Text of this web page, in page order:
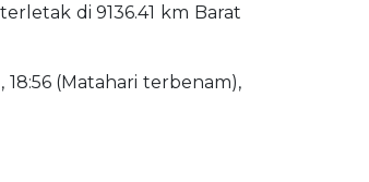
di 9136.41 km Barat
18:56 (Matahari terbenam),